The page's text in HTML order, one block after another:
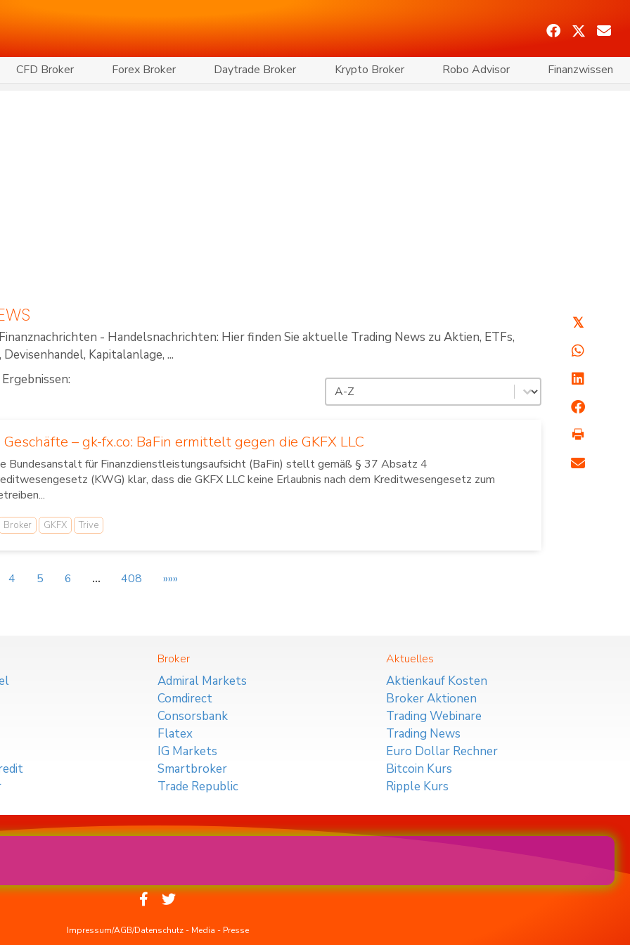
CFD Broker Forex Broker Daytrade Broker Krypto Broker Robo Advisor Finanzwissen
- Handelsnachrichten: Hier finden Sie aktuelle Trading News zu Aktien, ETFs,
Kapitalanlage, ...
Sortierung
Sort content
– gk-fx.co: BaFin ermittelt gegen die GKFX LLC
Bundesanstalt für Finanzdienstleistungsaufsicht (BaFin) stellt gemäß § 37 Absatz 4
(KWG) klar, dass die GKFX LLC keine Erlaubnis nach dem Kreditwesengesetz zum
Broker GKFX Trive
4 5 6 … 408 »»»
𝕏
Broker
Admiral Markets
Comdirect
Consorsbank
Flatex
IG Markets
Smartbroker
Trade Republic
Aktuelles
Aktienkauf Kosten
Broker Aktionen
Trading Webinare
Trading News
Euro Dollar Rechner
Bitcoin Kurs
Ripple Kurs
Impressum/AGB/Datenschutz- Media - Presse